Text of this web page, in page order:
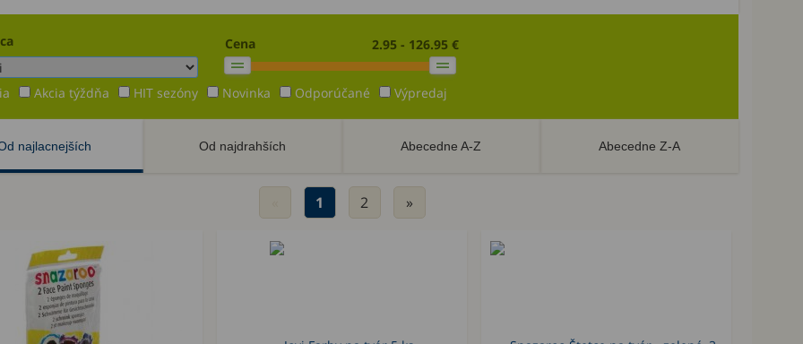
Cena 2.95 - 126.95 €
Akcia týždňa HIT sezóny Novinka Odporúčané Výpredaj
najlacnejších Od najdrahších Abecedne A-Z Abecedne Z-A
1 2 »